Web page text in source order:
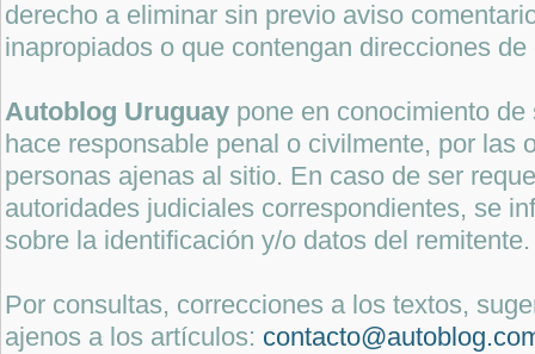
derecho a eliminar sin previo aviso
inapropiados o que contengan direcciones
Autoblog Uruguay pone en conocimiento
hace responsable penal o civilmente, por las
personas ajenas al sitio. En caso de ser
autoridades judiciales correspondientes, se
sobre la identificación y/o datos del remitente.
Por consultas, correcciones a los textos,
ajenos a los artículos: